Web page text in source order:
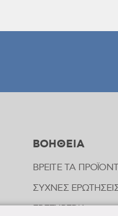
ΒΟΗΘΕΙΑ
ΒΡΕΙΤΕ ΤΑ
ΣΥΧΝΕΣ
FREZYPEDIA